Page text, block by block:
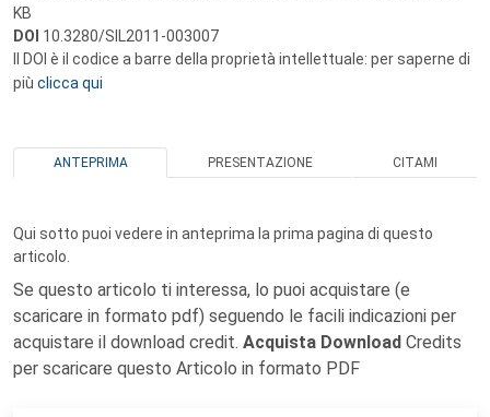
KB
DOI 10.3280/SIL2011-003007
Il DOI è il codice a barre della proprietà intellettuale: per saperne di
più clicca qui
ANTEPRIMA PRESENTAZIONE CITAMI
Qui sotto puoi vedere in anteprima la prima pagina di questo
articolo.
Se questo articolo ti interessa, lo puoi acquistare (e
scaricare in formato pdf) seguendo le facili indicazioni per
acquistare il download credit. Acquista Download Credits
per scaricare questo Articolo in formato PDF